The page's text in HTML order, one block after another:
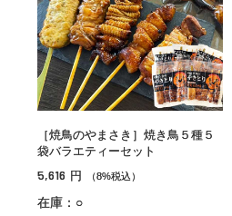
［焼鳥のやまさき］焼き鳥５種５
袋バラエティーセット
5,616 円 （8%税込）
在庫：○